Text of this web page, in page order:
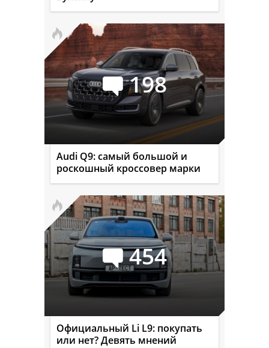
198
Audi Q9: самый большой и
роскошный кроссовер марки
454
Официальный Li L9: покупать
или нет? Девять мнений